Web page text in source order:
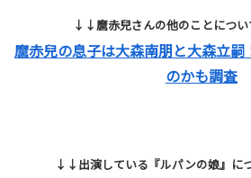
↓↓麿赤兒さんの他のことにつ
麿赤兒の息子は大森南朋と大森立
のかも調査
↓↓出演している『ルパンの娘』に